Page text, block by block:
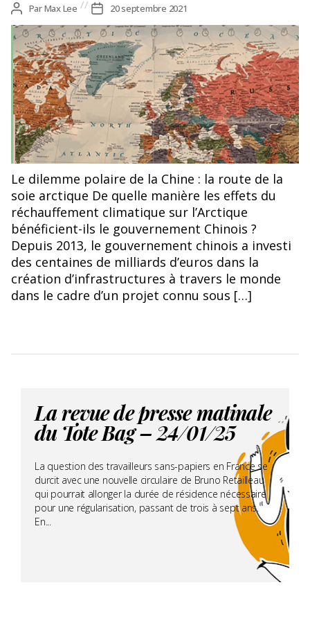
Auteur
de
l’article
ParMax Lee
Date
de
l’article
20 septembre 2021
Photographie par Max Lee
Le dilemme polaire de la Chine : la route de la
soie arctique De quelle manière les effets du
réchauffement climatique sur l’Arctique
bénéficient-ils le gouvernement Chinois ?
Depuis 2013, le gouvernement chinois a investi
des centaines de milliards d’euros dans la
création d’infrastructures à travers le monde
dans le cadre d’un projet connu sous […]
La revue de presse matinale
du Tote Bag – 24/01/25
La question des travailleurs sans-papiers en France se
durcit avec une nouvelle circulaire de Bruno Retailleau
qui pourrait allonger la durée de résidence nécessaire
pour une régularisation, passant de trois à sept ans.
En...